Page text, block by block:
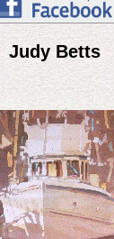
Judy Betts